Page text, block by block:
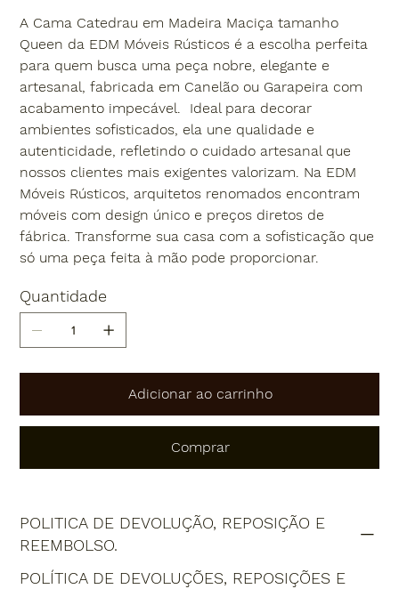
A Cama Catedrau em Madeira Maciça tamanho
Queen da EDM Móveis Rústicos é a escolha perfeita
para quem busca uma peça nobre, elegante e
artesanal, fabricada em Canelão ou Garapeira com
acabamento impecável. Ideal para decorar
ambientes sofisticados, ela une qualidade e
autenticidade, refletindo o cuidado artesanal que
nossos clientes mais exigentes valorizam. Na EDM
Móveis Rústicos, arquitetos renomados encontram
móveis com design único e preços diretos de
fábrica. Transforme sua casa com a sofisticação que
só uma peça feita à mão pode proporcionar.
Quantidade
Adicionar ao carrinho
Comprar
POLITICA DE DEVOLUÇÃO, REPOSIÇÃO E
REEMBOLSO.
POLÍTICA DE DEVOLUÇÕES, REPOSIÇÕES E